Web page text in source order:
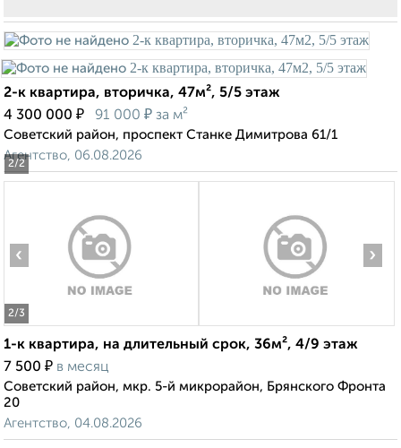
2/2
2-к квартира, вторичка, 47м², 5/5 этаж
4 300 000 ₽ 91 000 ₽ за м²
Советский район, проспект Станке Димитрова 61/1
Агентство, 06.08.2026
2/3
‹ ›
1-к квартира, на длительный срок, 36м², 4/9 этаж
7 500 ₽ в месяц
Советский район, мкр. 5-й микрорайон, Брянского Фронта
20
Агентство, 04.08.2026